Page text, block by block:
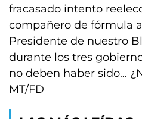
fracasado intento
compañero de fórmula
Presidente de nuestro
durante los tres
no deben haber sido…
MT/FD